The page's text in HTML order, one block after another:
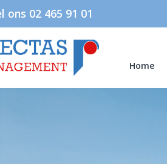
ons 02 465 91 01
Home